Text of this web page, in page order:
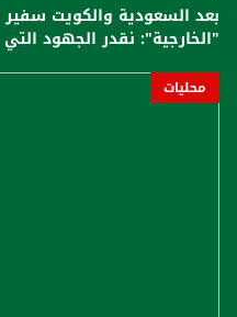
بعد السعودية والكويت سفير
"الخارجية": نقدر الجهود
محليات